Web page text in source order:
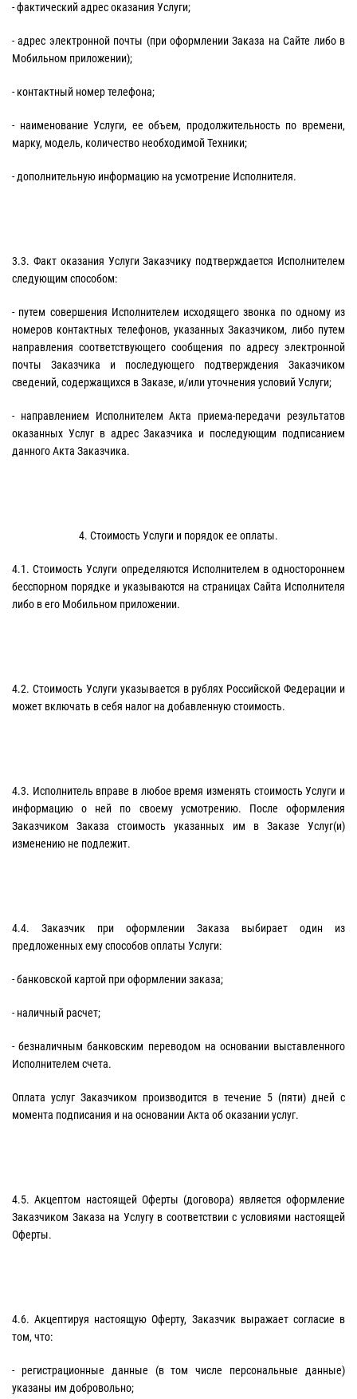
- фактический адрес оказания Услуги;
- адрес электронной почты (при оформлении Заказа на Сайте либо в
Мобильном приложении);
- контактный номер телефона;
- наименование Услуги, ее объем, продолжительность по времени,
марку, модель, количество необходимой Техники;
- дополнительную информацию на усмотрение Исполнителя.
3.3. Факт оказания Услуги Заказчику подтверждается Исполнителем
следующим способом:
- путем совершения Исполнителем исходящего звонка по одному из
номеров контактных телефонов, указанных Заказчиком, либо путем
направления соответствующего сообщения по адресу электронной
почты Заказчика и последующего подтверждения Заказчиком
сведений, содержащихся в Заказе, и/или уточнения условий Услуги;
- направлением Исполнителем Акта приема-передачи результатов
оказанных Услуг в адрес Заказчика и последующим подписанием
данного Акта Заказчика.
4. Стоимость Услуги и порядок ее оплаты.
4.1. Стоимость Услуги определяются Исполнителем в одностороннем
бесспорном порядке и указываются на страницах Сайта Исполнителя
либо в его Мобильном приложении.
4.2. Стоимость Услуги указывается в рублях Российской Федерации и
может включать в себя налог на добавленную стоимость.
4.3. Исполнитель вправе в любое время изменять стоимость Услуги и
информацию о ней по своему усмотрению. После оформления
Заказчиком Заказа стоимость указанных им в Заказе Услуг(и)
изменению не подлежит.
4.4. Заказчик при оформлении Заказа выбирает один из
предложенных ему способов оплаты Услуги:
- банковской картой при оформлении заказа;
- наличный расчет;
- безналичным банковским переводом на основании выставленного
Исполнителем счета.
Оплата услуг Заказчиком производится в течение 5 (пяти) дней с
момента подписания и на основании Акта об оказании услуг.
4.5. Акцептом настоящей Оферты (договора) является оформление
Заказчиком Заказа на Услугу в соответствии с условиями настоящей
Оферты.
4.6. Акцептируя настоящую Оферту, Заказчик выражает согласие в
том, что:
- регистрационные данные (в том числе персональные данные)
указаны им добровольно;